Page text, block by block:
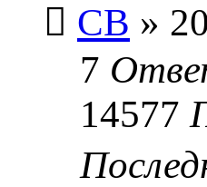
СВ »
7
14577